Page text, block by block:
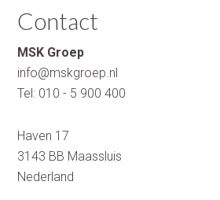
Contact
MSK Groep
info@mskgroep.nl
Tel: 010 - 5 900 400
Haven 17
3143 BB Maassluis
Nederland